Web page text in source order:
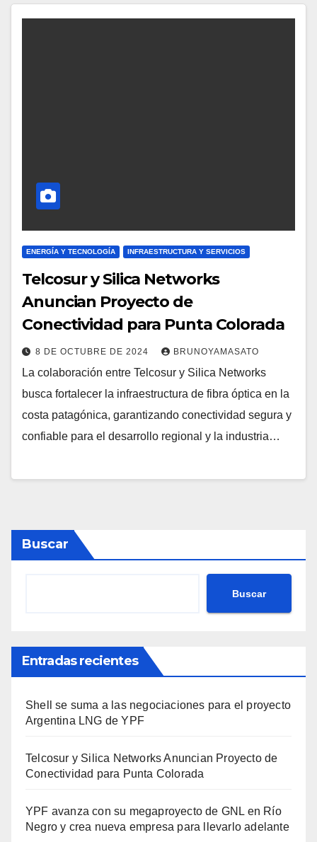
ENERGÍA Y TECNOLOGÍA INFRAESTRUCTURA Y SERVICIOS
Telcosur y Silica Networks
Anuncian Proyecto de
Conectividad para Punta Colorada
8 DE OCTUBRE DE 2024 BRUNOYAMASATO
La colaboración entre Telcosur y Silica Networks
busca fortalecer la infraestructura de fibra óptica en la
costa patagónica, garantizando conectividad segura y
confiable para el desarrollo regional y la industria…
Buscar
Buscar
Entradas recientes
Shell se suma a las negociaciones para el proyecto
Argentina LNG de YPF
Telcosur y Silica Networks Anuncian Proyecto de
Conectividad para Punta Colorada
YPF avanza con su megaproyecto de GNL en Río
Negro y crea nueva empresa para llevarlo adelante